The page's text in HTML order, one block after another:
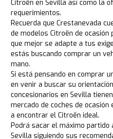
Citroën en Sevilla así como la
requerimientos.
Recuerda que Crestanevada
de modelos Citroën de
que mejor se adapte a tus
estás buscando comprar un
mano.
Si está pensando en comprar
en venir a buscar su
concesionarios en Sevilla
mercado de coches de
a encontrar el Citroën ideal.
Podrá sacar el máximo partido
Sevilla siguiendo sus